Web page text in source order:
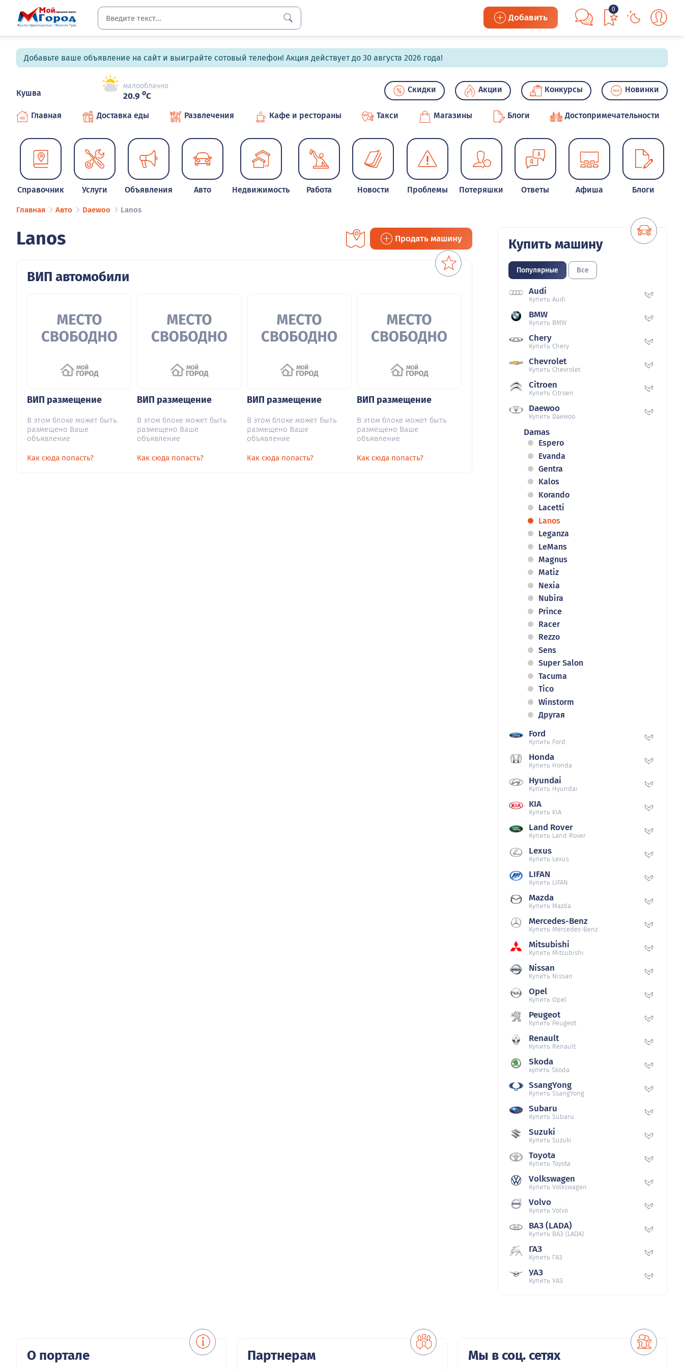
Добавить
0
Добавьте ваше объявление на сайт и выиграйте сотовый телефон! Акция действует до 30 августа 2026 года!
Кушва
малооблачно
20.9 oC
Скидки Акции Конкурсы Новинки
Главная Доставка еды Развлечения Кафе и рестораны Такси Магазины Блоги Достопримечательности
Справочник Услуги Объявления Авто Недвижимость Работа Новости Проблемы Потеряшки Ответы Афиша Блоги
Главная Авто Daewoo Lanos
Lanos Продать машину
ВИП автомобили
ВИП размещение
В этом блоке может быть
размещено Ваше
объявление
Как сюда попасть?
ВИП размещение
В этом блоке может быть
размещено Ваше
объявление
Как сюда попасть?
ВИП размещение
В этом блоке может быть
размещено Ваше
объявление
Как сюда попасть?
ВИП размещение
В этом блоке может быть
размещено Ваше
объявление
Как сюда попасть?
Купить машину
Популярные Все
Audi
Купить Audi
BMW
Купить BMW
Chery
Купить Chery
Chevrolet
Купить Chevrolet
Citroen
Купить Citroen
Daewoo
Купить Daewoo
Damas
Espero
Evanda
Gentra
Kalos
Korando
Lacetti
Lanos
Leganza
LeMans
Magnus
Matiz
Nexia
Nubira
Prince
Racer
Rezzo
Sens
Super Salon
Tacuma
Tico
Winstorm
Другая
Ford
Купить Ford
Honda
Купить Honda
Hyundai
Купить Hyundai
KIA
Купить KIA
Land Rover
Купить Land Rover
Lexus
Купить Lexus
LIFAN
Купить LIFAN
Mazda
Купить Mazda
Mercedes-Benz
Купить Mercedes-Benz
Mitsubishi
Купить Mitsubishi
Nissan
Купить Nissan
Opel
Купить Opel
Peugeot
Купить Peugeot
Renault
Купить Renault
Skoda
купить Skoda
SsangYong
Купить SsangYong
Subaru
Купить Subaru
Suzuki
Купить Suzuki
Toyota
Купить Toyota
Volkswagen
Купить Volkswagen
Volvo
Купить Volvo
ВАЗ (LADA)
Купить ВАЗ (LADA)
ГАЗ
Купить ГАЗ
УАЗ
Купить УАЗ
О портале Партнерам Мы в соц. сетях